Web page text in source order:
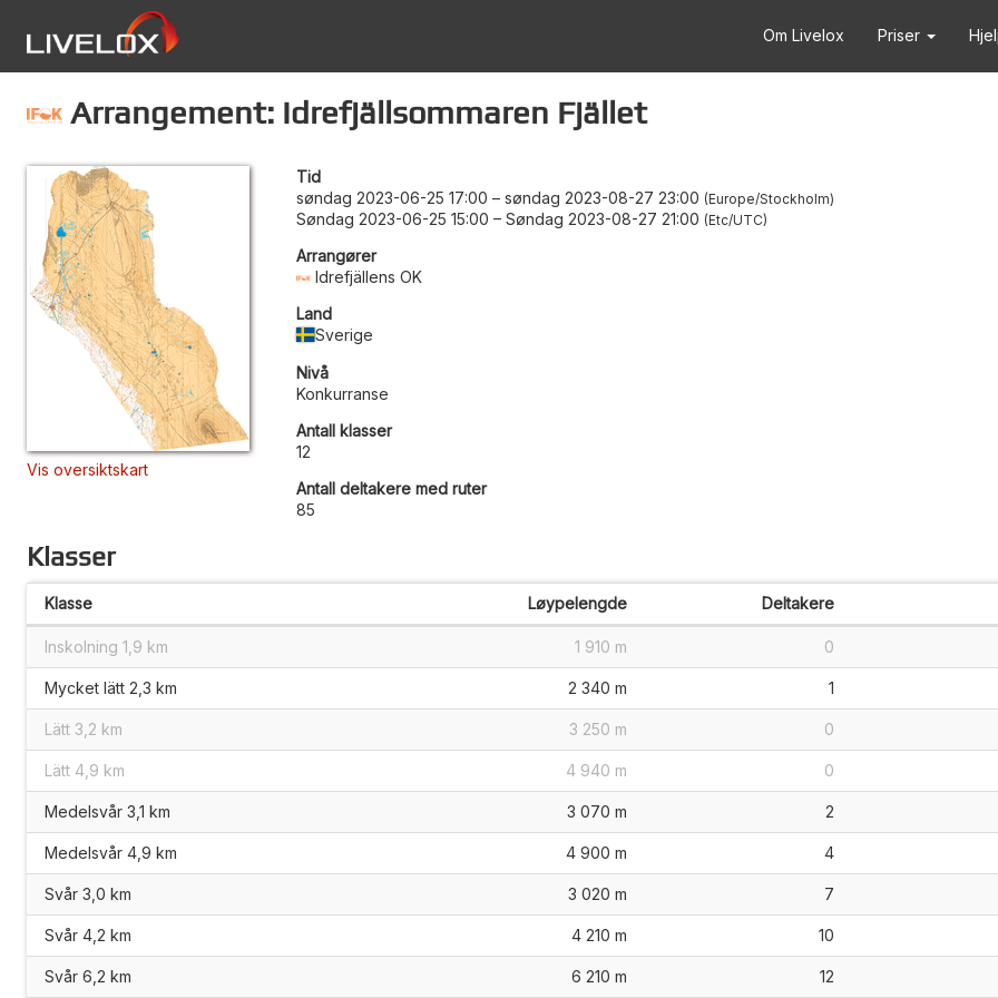
Om Livelox Priser
Arrangement: Idrefjällsommaren Fjället
Vis oversiktskart
Tid
søndag 2023-06-25 17:00 – søndag 2023-08-27 23:00 Europe/Stockholm
Søndag 2023-06-25 15:00 – Søndag 2023-08-27 21:00 Etc/UTC
Arrangører
Idrefjällens OK
Land
Sverige
Nivå
Konkurranse
Antall klasser
12
Antall deltakere med ruter
85
Klasser
Klasse Løypelengde Deltakere
Inskolning 1,9 km 1 910 m 0
Mycket lätt 2,3 km 2 340 m 1
Lätt 3,2 km 3 250 m 0
Lätt 4,9 km 4 940 m 0
Medelsvår 3,1 km 3 070 m 2
Medelsvår 4,9 km 4 900 m 4
Svår 3,0 km 3 020 m 7
Svår 4,2 km 4 210 m 10
Svår 6,2 km 6 210 m 12